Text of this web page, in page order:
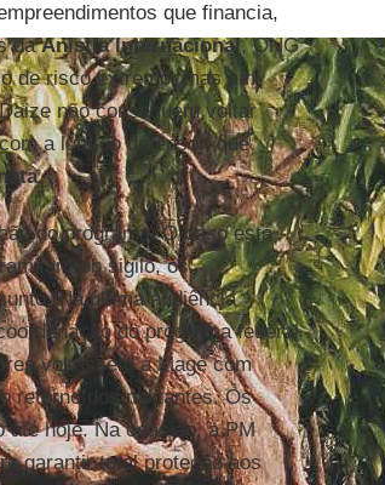
que financia,
daAnistia Internacional, ONG
de risco extremo, mas em
não conseguem voltar
a luta do defensor, que
.
do programa. O caso está
sob sigilo, os
Na última audiência
do programa federal
voltassem a Magé com
retorno dos militantes. Os
até hoje. Na ocasião, a PM
garantir total proteção aos